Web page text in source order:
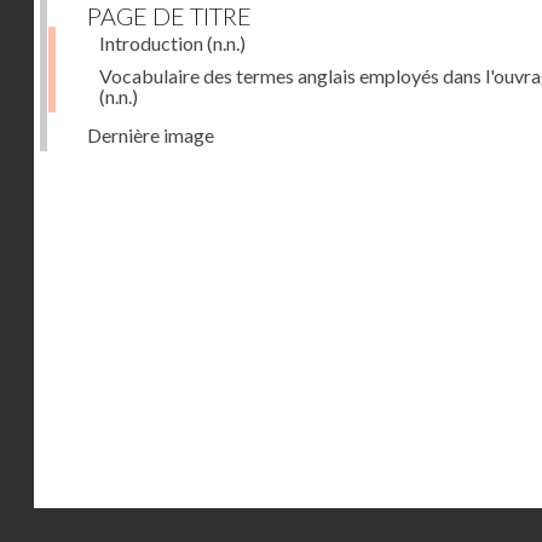
PAGE DE TITRE
Introduction(n.n.)
Vocabulaire des termes anglais employés dans
(n.n.)
Dernière image